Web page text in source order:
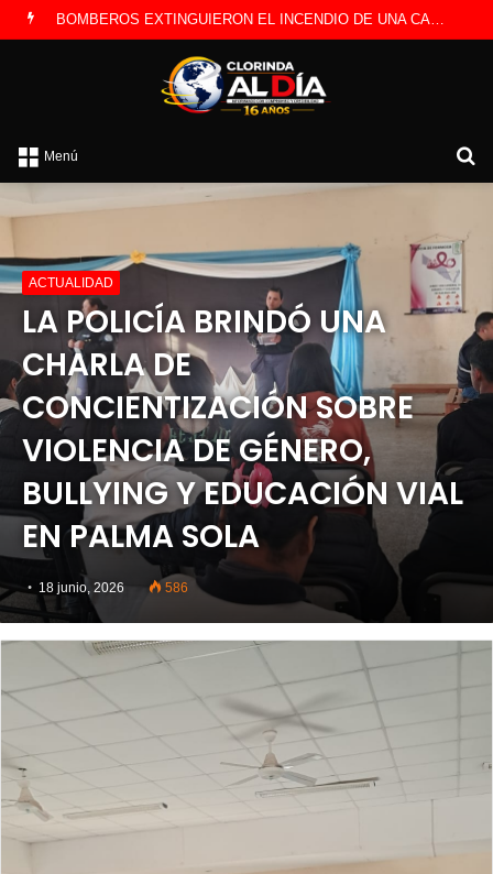
Menú
ACTUALIDAD
LA POLICÍA BRINDÓ UNA
CHARLA DE
CONCIENTIZACIÓN SOBRE
VIOLENCIA DE GÉNERO,
BULLYING Y EDUCACIÓN VIAL
EN PALMA SOLA
18 junio, 2026 586